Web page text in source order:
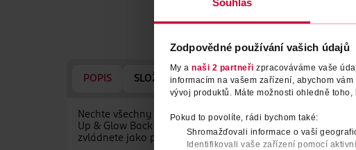
Zodpovědné používání vašich údajů
My a naši 2 partneři zpracováváme vaše
informacím na vašem zařízení, abychom
vývoj produktů. Máte možnosti ohledně
Pokud to povolíte, rádi bychom také:
Shromažďovali informace o vaší
Identifikovali vaše zařízení pomocí
POPIS SLOŽENÍ POČET NÁZEV VÝROBCE/
Nechte všechny uvěřit, že žádný make-up nemáte, jen
Up & Glow Back to Bronze. Neobsahuje žádné třpytivé
zvládnete jako profesionál.